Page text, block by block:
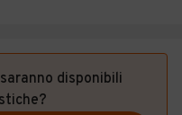
disponibili